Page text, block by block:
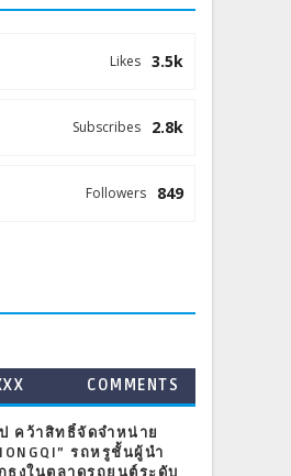
3.5k
Likes
2.8k
Subscribes
849
Followers
COMMENTS
คว้าสิทธิ์จัดจำหน่าย
รถหรูชั้นผู้นำ